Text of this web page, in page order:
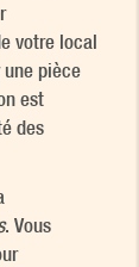
votre local
une pièce
est
des
. Vous